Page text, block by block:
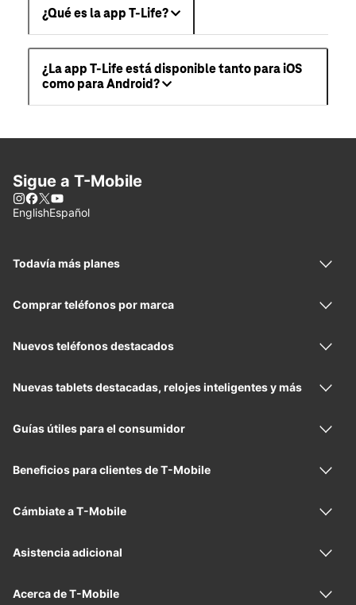
¿Qué es la app T-Life?
¿La app T-Life está disponible tanto para iOS
como para Android?